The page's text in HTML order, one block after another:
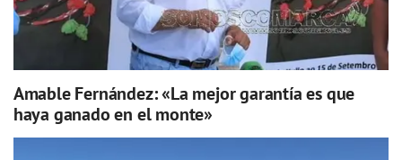
Amable Fernández: «La mejor garantía es que
haya ganado en el monte»